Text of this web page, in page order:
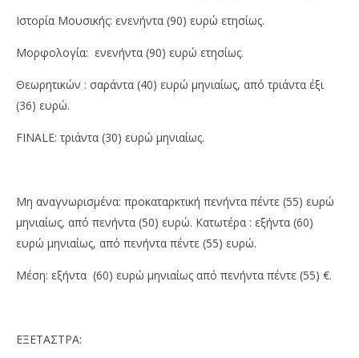
Ιστορία Μουσικής: ενενήντα (90) ευρώ ετησίως.
Μορφολογία: ενενήντα (90) ευρώ ετησίως.
Θεωρητικών : σαράντα (40) ευρώ μηνιαίως, από τριάντα έξι
(36) ευρώ.
FINALE: τριάντα (30) ευρώ μηνιαίως.
Μη αναγνωρισμένα: προκαταρκτική πενήντα πέντε (55) ευρώ
μηνιαίως, από πενήντα (50) ευρώ. Κατωτέρα : εξήντα (60)
ευρώ μηνιαίως, από πενήντα πέντε (55) ευρώ.
Μέση: εξήντα (60) ευρώ μηνιαίως από πενήντα πέντε (55) €.
ΕΞΕΤΑΣΤΡΑ: